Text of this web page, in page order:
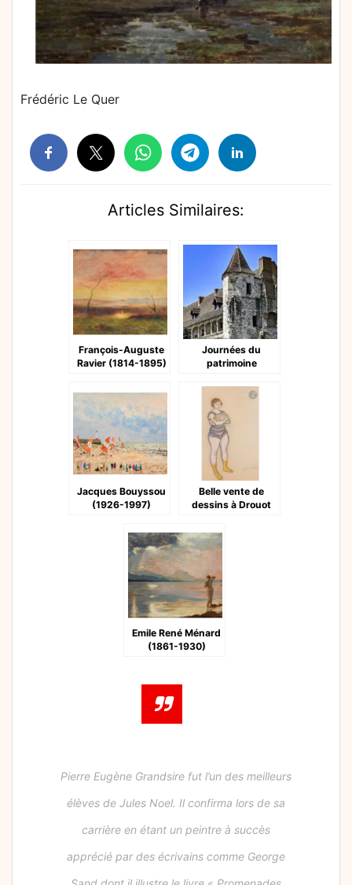
Frédéric Le Quer
Articles Similaires:
François-Auguste
Ravier (1814-1895)
Journées du
patrimoine
Jacques Bouyssou
(1926-1997)
Belle vente de
dessins à Drouot
Emile René Ménard
(1861-1930)
Pierre Eugène Grandsire fut l’un des meilleurs
élèves de Jules Noel. Il confirma lors de sa
carrière en étant un peintre à succès
apprécié par des écrivains comme George